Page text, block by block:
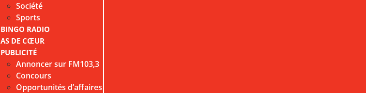
Société
Sports
BINGO RADIO
AS DE CŒUR
PUBLICITÉ
Annoncer sur FM103,3
Concours
Opportunités d’affaires